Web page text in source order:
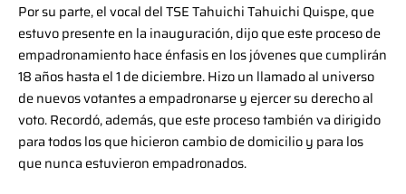
Por su parte, el vocal del TSE Tahuichi Tahuichi Quispe, que
estuvo presente en la inauguración, dijo que este proceso de
empadronamiento hace énfasis en los jóvenes que cumplirán
18 años hasta el 1 de diciembre. Hizo un llamado al universo
de nuevos votantes a empadronarse y ejercer su derecho al
voto. Recordó, además, que este proceso también va dirigido
para todos los que hicieron cambio de domicilio y para los
que nunca estuvieron empadronados.